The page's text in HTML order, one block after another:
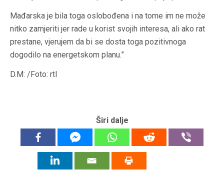
Mađarska je bila toga oslobođena i na tome im ne može
nitko zamjeriti jer rade u korist svojih interesa, ali ako rat
prestane, vjerujem da bi se dosta toga pozitivnoga
dogodilo na energetskom planu.”
D.M: /Foto: rtl
Širi dalje